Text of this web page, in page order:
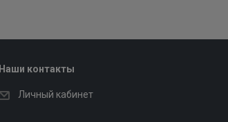
Наши контакты
Личный кабинет